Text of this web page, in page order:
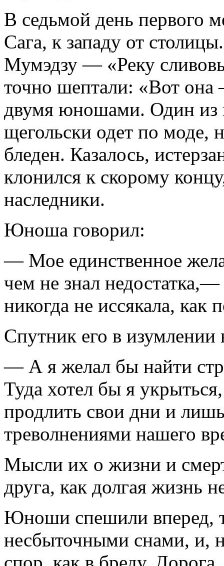
В седьмой день первого
Сага, к западу от
Мумэдзу — «Реку
точно шептали: «Вот
двумя юношами. Один из
щегольски одет по моде,
бледен. Казалось,
клонился к скорому
наследники.
Юноша говорил:
— Мое единственное
чем не знал
никогда не иссяка­ла, как
Спутник его в изумлении
— А я желал бы найти
Туда хотел бы я
продлить свои дни и
треволнениями нашего
Мысли их о жизни и
друга, как долгая жизнь
Юноши спешили вперед,
несбыточными сна­ми, и,